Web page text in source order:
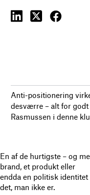
Anti-positionering
desværre – alt for
Rasmussen i denne
En af de hurtigste – og
brand, et produkt eller
endda en politisk identitet
det, man ikke er.